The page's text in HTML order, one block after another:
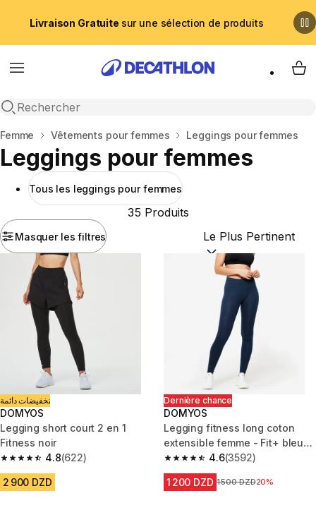
Livraison Gratuite sur une sélection de produits
Menu
Recherche ouverte
My
Accueil
Femme Vêtements pour femmes Leggings pour femmes
Leggings pour femmes
Tous les leggings pour femmes
Masquer les filtres
35 Produits
Trier par :(optional)
تخفيضات دائمة
DOMYOS
Legging short court 2 en 1
Fitness noir
4.8
4.8 out of 5 stars from 622 reviews
(622)
2 900 DZD
Dernière chance
DOMYOS
Legging fitness long coton
extensible femme - Fit+ bleu
marine
4.6
4.6 out of 5 stars from 3592
(3592)
1 200 DZD Prix avant la réduction
1 500 DZD20%